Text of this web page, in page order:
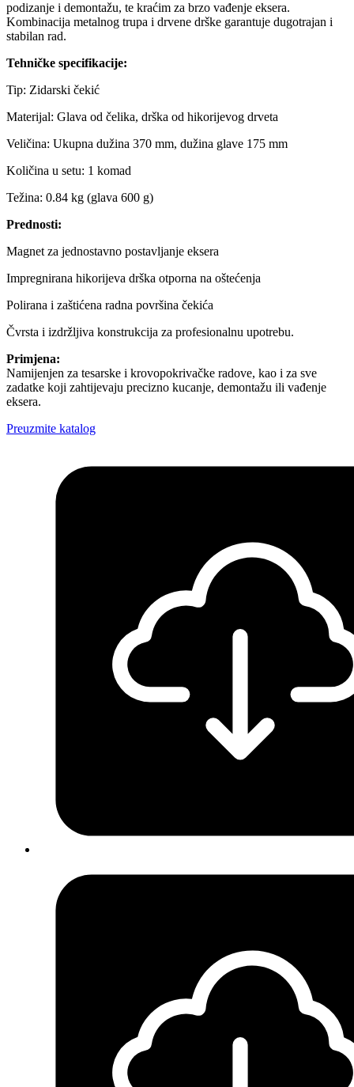
podizanje i demontažu, te kraćim za brzo vađenje eksera.
Kombinacija metalnog trupa i drvene drške garantuje dugotrajan i
stabilan rad.
Tehničke specifikacije:
Tip: Zidarski čekić
Materijal: Glava od čelika, drška od hikorijevog drveta
Veličina: Ukupna dužina 370 mm, dužina glave 175 mm
Količina u setu: 1 komad
Težina: 0.84 kg (glava 600 g)
Prednosti:
Magnet za jednostavno postavljanje eksera
Impregnirana hikorijeva drška otporna na oštećenja
Polirana i zaštićena radna površina čekića
Čvrsta i izdržljiva konstrukcija za profesionalnu upotrebu.
Primjena:
Namijenjen za tesarske i krovopokrivačke radove, kao i za sve
zadatke koji zahtijevaju precizno kucanje, demontažu ili vađenje
eksera.
Preuzmite katalog